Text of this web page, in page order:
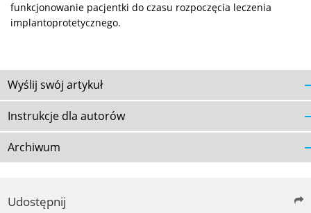
funkcjonowanie pacjentki do czasu rozpoczęcia leczenia
implantoprotetycznego.
Wyślij swój artykuł
Instrukcje dla autorów
Archiwum
Udostępnij